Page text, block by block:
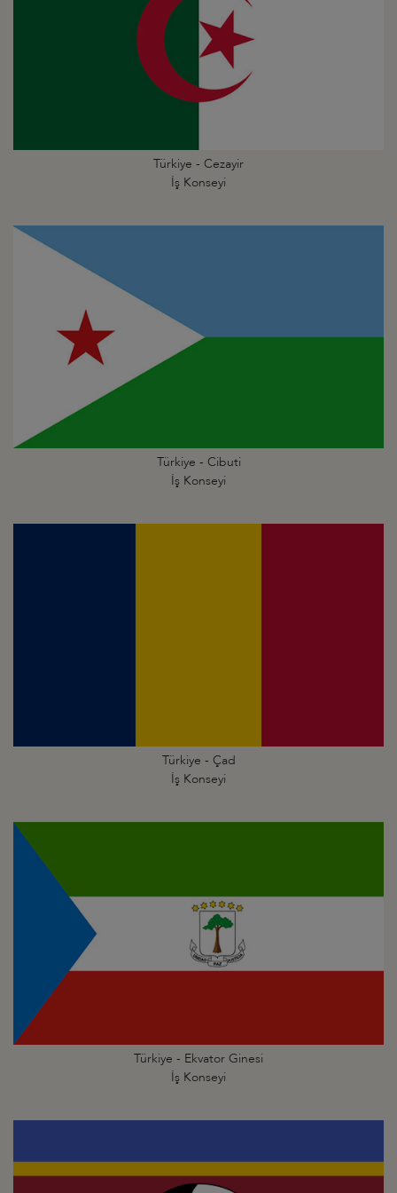
Türkiye - Cezayir
İş Konseyi
Türkiye - Cibuti
İş Konseyi
Türkiye - Çad
İş Konseyi
Türkiye - Ekvator Ginesi
İş Konseyi